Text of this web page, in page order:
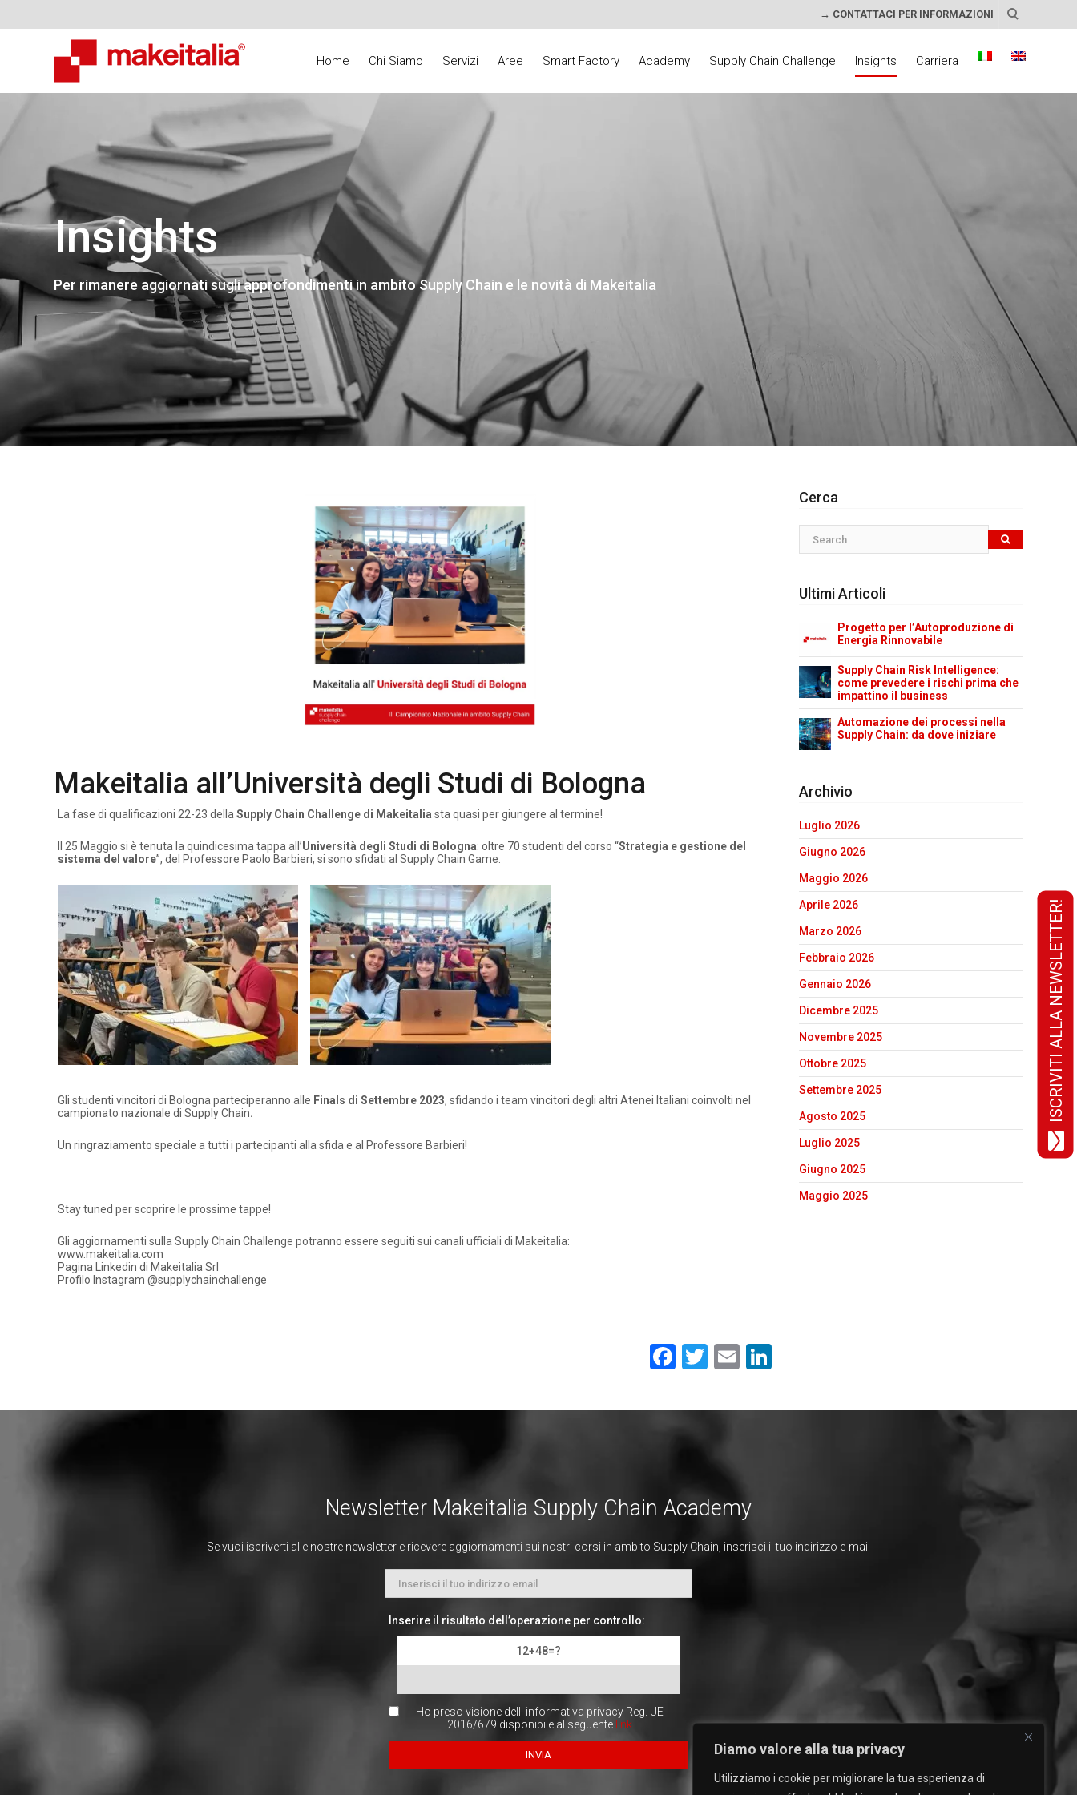
Diamo valore alla tua privacy
Utilizziamo i cookie per migliorare la tua esperienza di
→ CONTATTACI PER INFORMAZIONI
Home Chi Siamo Servizi Aree Smart Factory Academy Supply Chain Challenge Insights Carriera
Insights
Per rimanere aggiornati sugli approfondimenti in ambito Supply Chain e le novità di Makeitalia
Makeitalia all’Università degli Studi di Bologna
La fase di qualificazioni 22-23 della Supply Chain Challenge di Makeitalia sta quasi per giungere al termine!
Il 25 Maggio si è tenuta la quindicesima tappa all’Università degli Studi di Bologna: oltre 70 studenti del corso “Strategia e gestione del
sistema del valore”, del Professore Paolo Barbieri, si sono sfidati al Supply Chain Game.
Gli studenti vincitori di Bologna parteciperanno alle Finals di Settembre 2023, sfidando i team vincitori degli altri Atenei Italiani coinvolti nel
campionato nazionale di Supply Chain.
Un ringraziamento speciale a tutti i partecipanti alla sfida e al Professore Barbieri!
Stay tuned per scoprire le prossime tappe!
Gli aggiornamenti sulla Supply Chain Challenge potranno essere seguiti sui canali ufficiali di Makeitalia:
www.makeitalia.com
Pagina Linkedin di Makeitalia Srl
Profilo Instagram @supplychainchallenge
Facebook
Twitter
Email
Cerca
Ultimi Articoli
Progetto per l’Autoproduzione di
Energia Rinnovabile
Supply Chain Risk Intelligence:
come prevedere i rischi prima che
impattino il business
Automazione dei processi nella
Supply Chain: da dove iniziare
Archivio
Luglio 2026
Giugno 2026
Maggio 2026
Aprile 2026
Marzo 2026
Febbraio 2026
Gennaio 2026
Dicembre 2025
Novembre 2025
Ottobre 2025
Settembre 2025
Agosto 2025
Luglio 2025
Giugno 2025
Maggio 2025
Newsletter Makeitalia Supply Chain Academy
Se vuoi iscriverti alle nostre newsletter e ricevere aggiornamenti sui nostri corsi in ambito Supply Chain, inserisci il tuo indirizzo e-mail
Inserire il risultato dell’operazione per controllo:
12+48=?
Ho preso visione dell' informativa privacy Reg. UE
2016/679 disponibile al seguente link
ISCRIVITI ALLA NEWSLETTER!